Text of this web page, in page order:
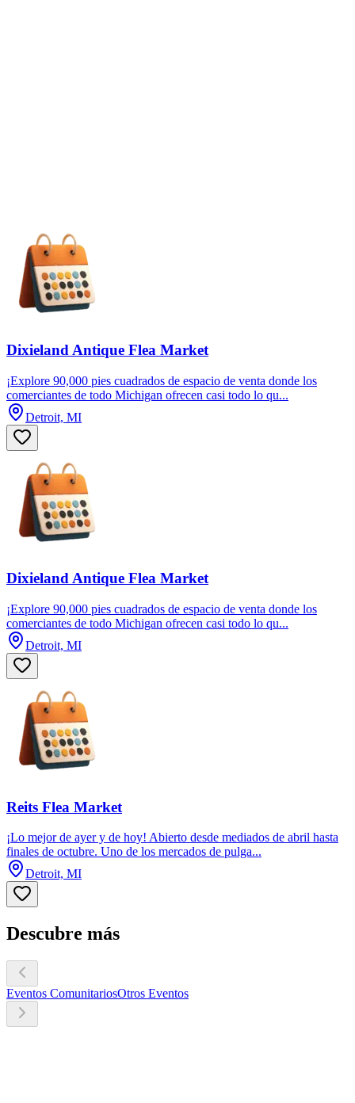
Dixieland Antique Flea Market
¡Explore 90,000 pies cuadrados de espacio de venta donde los
comerciantes de todo Michigan ofrecen casi todo lo qu...
Detroit, MI
Dixieland Antique Flea Market
¡Explore 90,000 pies cuadrados de espacio de venta donde los
comerciantes de todo Michigan ofrecen casi todo lo qu...
Detroit, MI
Reits Flea Market
¡Lo mejor de ayer y de hoy! Abierto desde mediados de abril hasta
finales de octubre. Uno de los mercados de pulga...
Detroit, MI
Descubre más
Eventos ComunitariosOtros Eventos